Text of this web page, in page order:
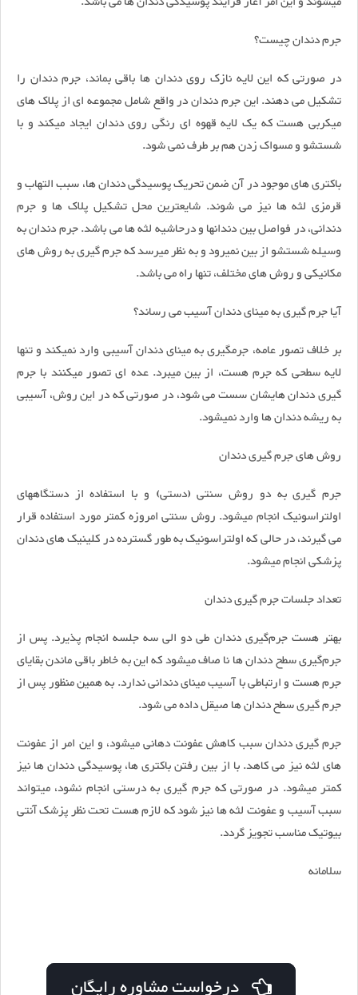
جرم دندان چیست؟
در صورتی که این لایه نازک روی دندان ها باقی بماند، جرم دندان را
تشکیل می دهند. این جرم دندان در واقع شامل مجموعه ای از پلاک های
میکربی هست که یک لایه قهوه ای رنگی روی دندان ایجاد میکند و با
شستشو و مسواک زدن هم بر طرف نمی شود.
باکتری های موجود در آن ضمن تحریک پوسیدگی دندان ها، سبب التهاب و
قرمزی لثه ها نیز می شوند. شایعترین محل تشکیل پلاک ها و جرم
دندانی، در فواصل بین دندانها و درحاشیه لثه ها می باشد. جرم دندان به
وسیله شستشو از بین نمیرود و به نظر میرسد که جرم گیری به روش های
مکانیکی و روش های مختلف، تنها راه می باشد.
آیا جرم گیری به مینای دندان آسیب می رساند؟
بر خلاف تصور عامه، جرمگیری به مینای دندان آسیبی وارد نمیکند و تنها
لایه سطحی که جرم هست، از بین میبرد. عده ای تصور میکنند با جرم
گیری دندان هایشان سست می شود، در صورتی که در این روش، آسیبی
به ریشه دندان ها وارد نمیشود.
روش های جرم گیری دندان
جرم گیری به دو روش سنتی (دستی) و با استفاده از دستگاههای
اولتراسونیک انجام میشود. روش سنتی امروزه کمتر مورد استفاده قرار
می گیرند، در حالی که اولتراسونیک به طور گسترده در کلینیک های دندان
پزشکی انجام میشود.
تعداد جلسات جرم گیری دندان
بهتر هست جرم‌گیری دندان طی دو الی سه جلسه انجام پذیرد. پس از
جرم‌گیری سطح دندان ها نا صاف میشود که این به خاطر باقی ماندن بقایای
جرم هست و ارتباطی با آسیب مینای دندانی ندارد. به همین منظور پس از
جرم گیری سطح دندان ها صیقل داده می شود.
جرم گیری دندان سبب کاهش عفونت دهانی میشود، و این امر از عفونت
های لثه نیز می کاهد. با از بین رفتن باکتری ها، پوسیدگی دندان ها نیز
کمتر میشود. در صورتی که جرم گیری به درستی انجام نشود، میتواند
سبب آسیب و عفونت لثه ها نیز شود که لازم هست تحت نظر پزشک آنتی
بیوتیک مناسب تجویز گردد.
سلامانه